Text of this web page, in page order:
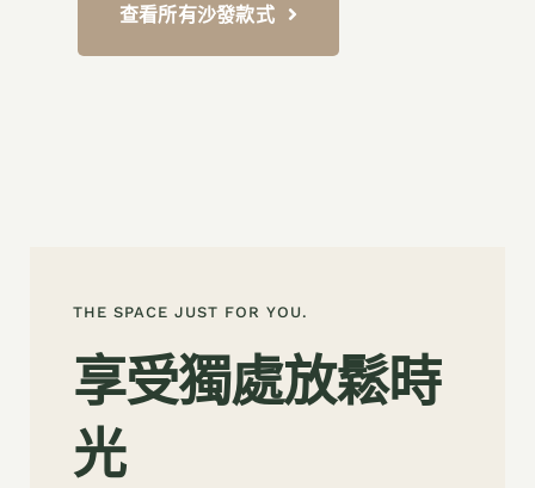
查看所有沙發款式
THE SPACE JUST FOR YOU.
享受獨處放鬆時
光